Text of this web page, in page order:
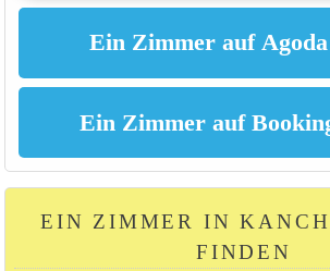
EIN ZIMMER IN
FINDEN